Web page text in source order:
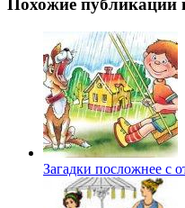
Похожие публикации
Загадки посложнее с